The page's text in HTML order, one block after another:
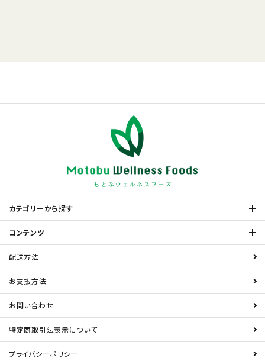
カテゴリーから探す
コンテンツ
配送方法
お支払方法
お問い合わせ
特定商取引法表示について
プライバシーポリシー